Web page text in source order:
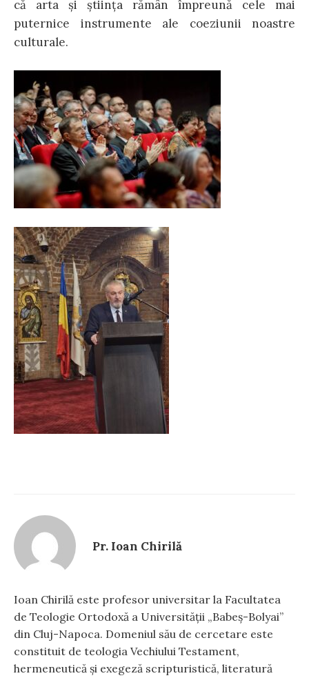
că arta şi ştiinţa rămân împreună cele mai
puternice instrumente ale coeziunii noastre
culturale.
Pr. Ioan Chirilă
Ioan Chirilă este profesor universitar la Facultatea
de Teologie Ortodoxă a Universității „Babeș-Bolyai”
din Cluj-Napoca. Domeniul său de cercetare este
constituit de teologia Vechiului Testament,
hermeneutică și exegeză scripturistică, literatură